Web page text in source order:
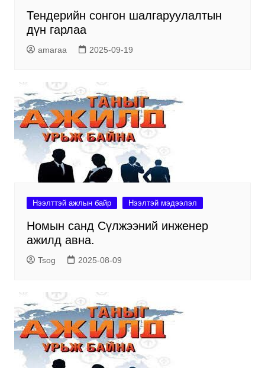
Тендерийн сонгон шалгаруулалтын
дүн гарлаа
amaraa 2025-09-19
Нээлттэй ажлын байр Нээлтэй мэдээлэл
Номын санд Сүлжээний инженер
ажилд авна.
Tsog 2025-08-09